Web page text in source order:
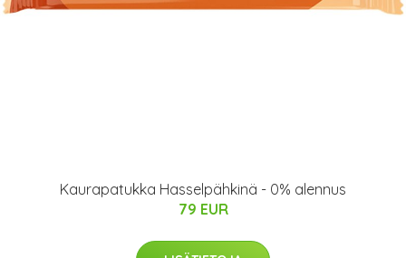
Kaurapatukka Hasselpähkinä - 0% alennus
79 EUR